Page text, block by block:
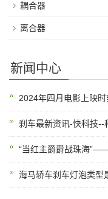
耦合器
离合器
新闻中心
2024年四月电影上映时
刹车最新资讯-快科技--
“当红主爵爵战珠海
海马轿车刹车灯泡类型